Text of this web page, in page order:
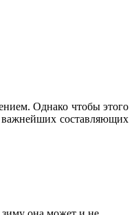
Однако чтобы этого
важнейших составляющих